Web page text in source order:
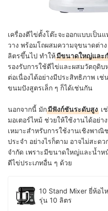
เครื่องตีไข่ตั้งโต๊ะจะออกแบบเป็น
วาง พร้อมโถผสมความจุขนาดต่า
ลิตรขึ้นไป ทำให้มีขนาดใหญ่และ
รองรับการใช้ตีไข่และผสมวัตถุดิ
ต่อเนื่องได้อย่างมีประสิทธิภาพ เ
ขนมปังสูตรเล็ก ๆ ก็ได้เช่นกัน
นอกจากนี้ มักมีฟังก์ชันระดับสูง เ
มอเตอร์ไหม้ ช่วยให้ใช้งานได้อย่
เหมาะสำหรับการใช้งานเชิงพาณิ
ประจำ อย่างไรก็ตาม อาจไม่สะด
จำกัด เพราะมีขนาดใหญ่และน้ำห
ตีไข่ประเภทอื่น ๆ ด้วย
10 Stand Mixer ยี่ห้อ
รุ่น 10 ลิตร